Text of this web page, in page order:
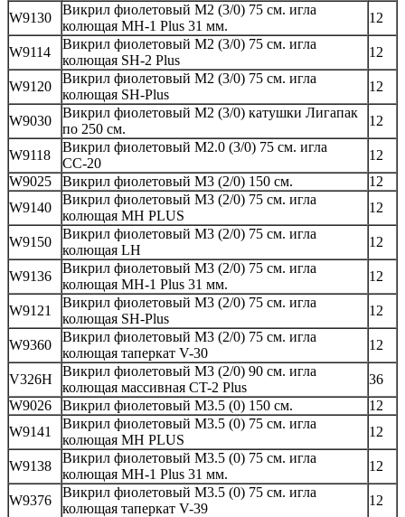
W9130
Викрил фиолетовый M2 (3/0) 75 см. игла
колющая MH-1 Plus 31 мм.
12
W9114
Викрил фиолетовый M2 (3/0) 75 см. игла
колющая SH-2 Plus
12
W9120
Викрил фиолетовый M2 (3/0) 75 см. игла
колющая SH-Plus
12
W9030
Викрил фиолетовый M2 (3/0) катушки Лигапак
по 250 см.
12
W9118
Викрил фиолетовый M2.0 (3/0) 75 см. игла
СС-20
12
W9025
Викрил фиолетовый M3 (2/0) 150 см.
12
W9140
Викрил фиолетовый M3 (2/0) 75 см. игла
колющая MH PLUS
12
W9150
Викрил фиолетовый M3 (2/0) 75 см. игла
колющая LH
12
W9136
Викрил фиолетовый M3 (2/0) 75 см. игла
колющая MH-1 Plus 31 мм.
12
W9121
Викрил фиолетовый M3 (2/0) 75 см. игла
колющая SH-Plus
12
W9360
Викрил фиолетовый M3 (2/0) 75 см. игла
колющая таперкат V-30
12
V326H
Викрил фиолетовый M3 (2/0) 90 см. игла
колющая массивная CT-2 Plus
36
W9026
Викрил фиолетовый M3.5 (0) 150 см.
12
W9141
Викрил фиолетовый M3.5 (0) 75 см. игла
колющая MH PLUS
12
W9138
Викрил фиолетовый M3.5 (0) 75 см. игла
колющая MH-1 Plus 31 мм.
12
W9376
Викрил фиолетовый M3.5 (0) 75 см. игла
колющая таперкат V-39
12